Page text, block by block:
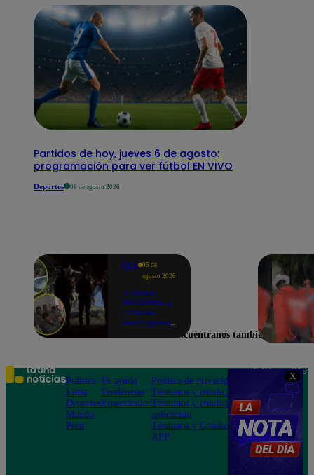
X
Partidos de hoy, jueves 6 de agosto:
programación para ver fútbol EN VIVO
Deportes 06 de agosto 2026
Perú
05 de
agosto 2026
Ordenan
excarcelar a
militares
investigados
Colcabamba
Encuéntranos también en
Política
Lima
Deportes
Mundo
Perú
Te ayudo
Tendencias
Espectáculos
Política de privacidad
Términos y condiciones
Términos y condiciones
aplicación
Términos y Condiciones
APP
Teléfono: 219
Av. San
Felipe 968
Jesús María